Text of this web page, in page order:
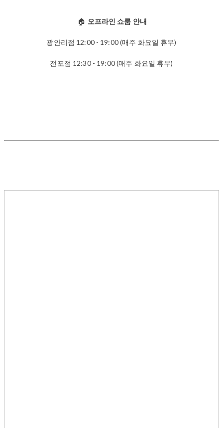
🏠 오프라인 쇼룸 안내
광안리점 12:00 - 19:00 (매주 화요일 휴무)
전포점 12:30 - 19:00 (매주 화요일 휴무)